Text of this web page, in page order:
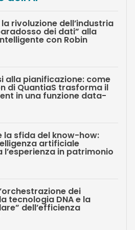
rivoluzione dell’industria
dei dati” alla
con Robin
alla pianificazione: come
di QuantiaS trasforma il
in una funzione data-
la sfida del know-how:
artificiale
in patrimonio
dei
tecnologia DNA e la
dell’efficienza